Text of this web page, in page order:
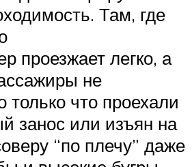
Там, где
проезжает легко, а
не
только что проехали
занос или изъян на
“по плечу” даже